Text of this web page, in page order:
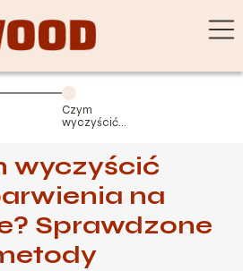
Czym
wyczyścić
Sprawdzone
metody
wyczyścić
na
Sprawdzone